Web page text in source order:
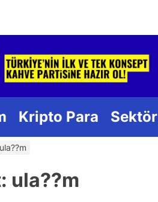
Kripto Para Sektör
ula??m
ula??m